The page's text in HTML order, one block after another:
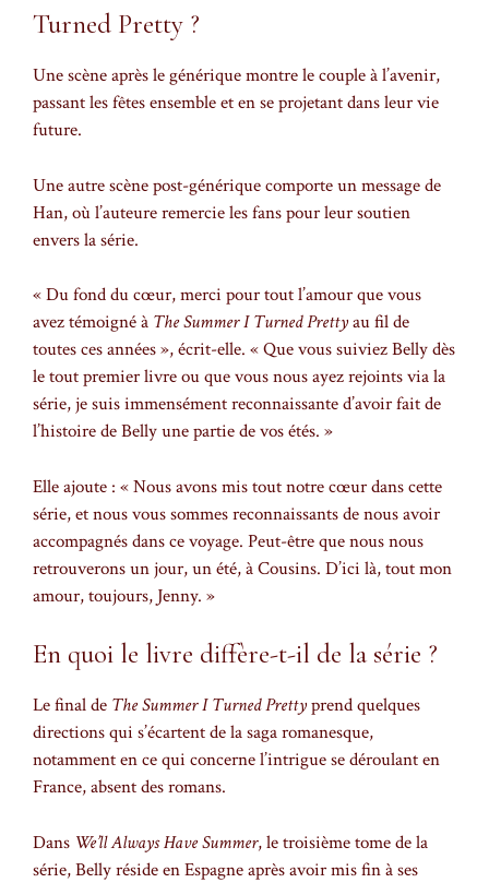
Turned Pretty ?
Une scène après le générique montre le couple à l’avenir,
passant les fêtes ensemble et en se projetant dans leur vie
future.
Une autre scène post-générique comporte un message de
Han, où l’auteure remercie les fans pour leur soutien
envers la série.
« Du fond du cœur, merci pour tout l’amour que vous
avez témoigné à The Summer I Turned Prettyau fil de
toutes ces années », écrit-elle. « Que vous suiviez Belly dès
le tout premier livre ou que vous nous ayez rejoints via la
série, je suis immensément reconnaissante d’avoir fait de
l’histoire de Belly une partie de vos étés. »
Elle ajoute : « Nous avons mis tout notre cœur dans cette
série, et nous vous sommes reconnaissants de nous avoir
accompagnés dans ce voyage. Peut-être que nous nous
retrouverons un jour, un été, à Cousins. D’ici là, tout mon
amour, toujours, Jenny. »
En quoi le livre diffère-t-il de la série ?
Le final de The Summer I Turned Prettyprend quelques
directions qui s’écartent de la saga romanesque,
notamment en ce qui concerne l’intrigue se déroulant en
France, absent des romans.
Dans We’ll Always Have Summer, le troisième tome de la
série, Belly réside en Espagne après avoir mis fin à ses